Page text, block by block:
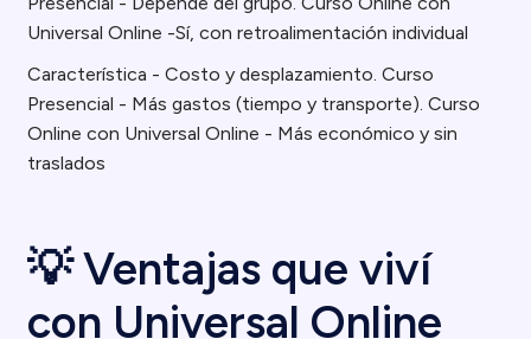
Universal Online -Sí, con retroalimentación individual
Característica - Costo y desplazamiento. Curso
Presencial - Más gastos (tiempo y transporte). Curso
Online con Universal Online - Más económico y sin
traslados
💡 Ventajas que viví
con Universal Online